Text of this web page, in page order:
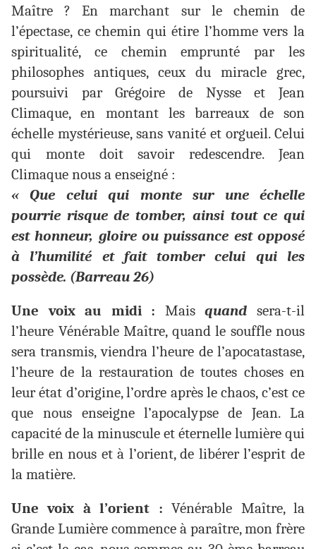
Maître ? En marchant sur le chemin de
l’épectase, ce chemin qui étire l’homme vers la
spiritualité, ce chemin emprunté par les
philosophes antiques, ceux du miracle grec,
poursuivi par Grégoire de Nysse et Jean
Climaque, en montant les barreaux de son
échelle mystérieuse, sans vanité et orgueil. Celui
qui monte doit savoir redescendre. Jean
Climaque nous a enseigné :
« Que celui qui monte sur une échelle
pourrie risque de tomber, ainsi tout ce qui
est honneur, gloire ou puissance est opposé
à l’humilité et fait tomber celui qui les
possède. (Barreau 26)
Une voix au midi : Maisquand sera-t-il
l’heure Vénérable Maître, quand le souffle nous
sera transmis, viendra l’heure de l’apocatastase,
l’heure de la restauration de toutes choses en
leur état d’origine, l’ordre après le chaos, c’est ce
que nous enseigne l’apocalypse de Jean. La
capacité de la minuscule et éternelle lumière qui
brille en nous et à l’orient, de libérer l’esprit de
la matière.
Une voix à l’orient :Vénérable Maître, la
Grande Lumière commence à paraître, mon frère